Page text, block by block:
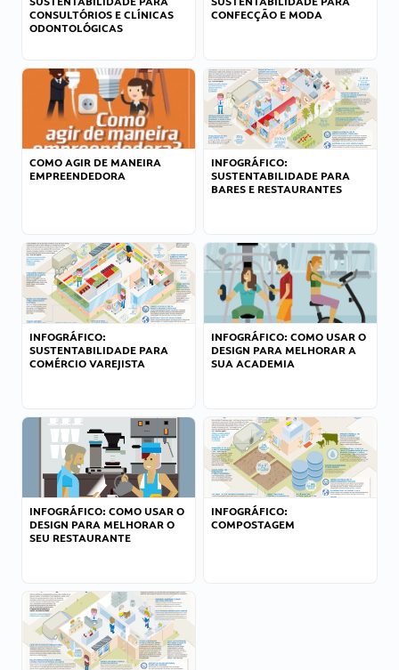
CONSULTÓRIOS E CLÍNICAS
ODONTOLÓGICAS
CONFECÇÃO E MODA
COMO AGIR DE MANEIRA
EMPREENDEDORA
INFOGRÁFICO:
SUSTENTABILIDADE PARA
BARES E RESTAURANTES
INFOGRÁFICO:
SUSTENTABILIDADE PARA
COMÉRCIO VAREJISTA
INFOGRÁFICO: COMO USAR O
DESIGN PARA MELHORAR A
SUA ACADEMIA
INFOGRÁFICO: COMO USAR O
DESIGN PARA MELHORAR O
SEU RESTAURANTE
INFOGRÁFICO:
COMPOSTAGEM